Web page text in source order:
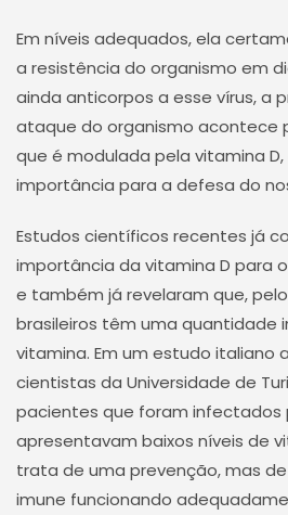
Em níveis adequados, ela
a resistência do organismo em
ainda anticorpos a esse vírus, a
ataque do organismo acontece
que é modulada pela vitamina
importância para a defesa do
Estudos científicos recentes já
importância da vitamina D para
e também já revelaram que,
brasileiros têm uma quantidade
vitamina. Em um estudo italiano
cientistas da Universidade de
pacientes que foram infectados
apresentavam baixos níveis de
trata de uma prevenção, mas
imune funcionando